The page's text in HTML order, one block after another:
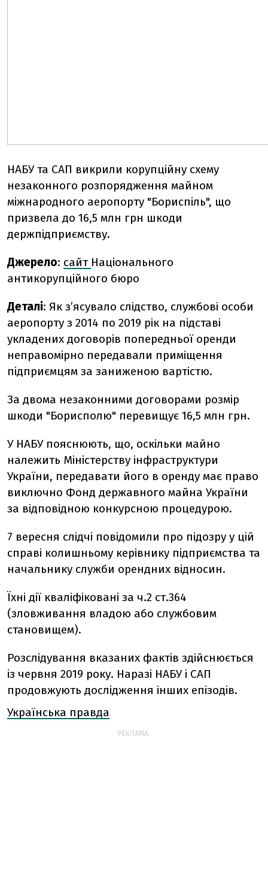
НАБУ та САП викрили корупційну схему
незаконного розпорядження майном
міжнародного аеропорту "Бориспіль", що
призвела до 16,5 млн грн шкоди
держпідприємству.
Джерело: сайт Національного
антикорупційного бюро
Деталі: Як з’ясувало слідство, службові особи
аеропорту з 2014 по 2019 рік на підставі
укладених договорів попередньої оренди
неправомірно передавали приміщення
підприємцям за заниженою вартістю.
За двома незаконними договорами розмір
шкоди "Борисполю" перевищує 16,5 млн грн.
У НАБУ пояснюють, що, оскільки майно
належить Міністерству інфраструктури
України, передавати його в оренду має право
виключно Фонд державного майна України
за відповідною конкурсною процедурою.
7 вересня слідчі повідомили про підозру у цій
справі колишньому керівнику підприємства та
начальнику служби орендних відносин.
Їхні дії кваліфіковані за ч.2 ст.364
(зловживання владою або службовим
становищем).
Розслідування вказаних фактів здійснюється
із червня 2019 року. Наразі НАБУ і САП
продовжують дослідження інших епізодів.
Українська правда
РЕКЛАМА: